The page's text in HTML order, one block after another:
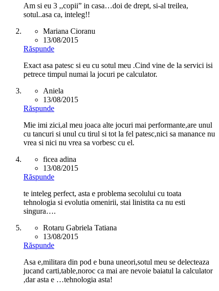
Am si eu 3 ,,copii” in casa…doi de drept, si-al treilea,
sotul..asa ca, inteleg!!
Mariana Cioranu
13/08/2015
Răspunde
Exact asa patesc si eu cu sotul meu .Cind vine de la servici isi
petrece timpul numai la jocuri pe calculator.
Aniela
13/08/2015
Răspunde
Mie imi zici,al meu joaca alte jocuri mai performante,are unul
cu tancuri si unul cu tirul si tot la fel patesc,nici sa manance nu
vrea si nici nu vrea sa vorbesc cu el.
ficea adina
13/08/2015
Răspunde
te inteleg perfect, asta e problema secolului cu toata
tehnologia si evolutia omenirii, stai linistita ca nu esti
singura….
Rotaru Gabriela Tatiana
13/08/2015
Răspunde
Asa e,militara din pod e buna uneori,sotul meu se delecteaza
jucand carti,table,noroc ca mai are nevoie baiatul la calculator
,dar asta e …tehnologia asta!